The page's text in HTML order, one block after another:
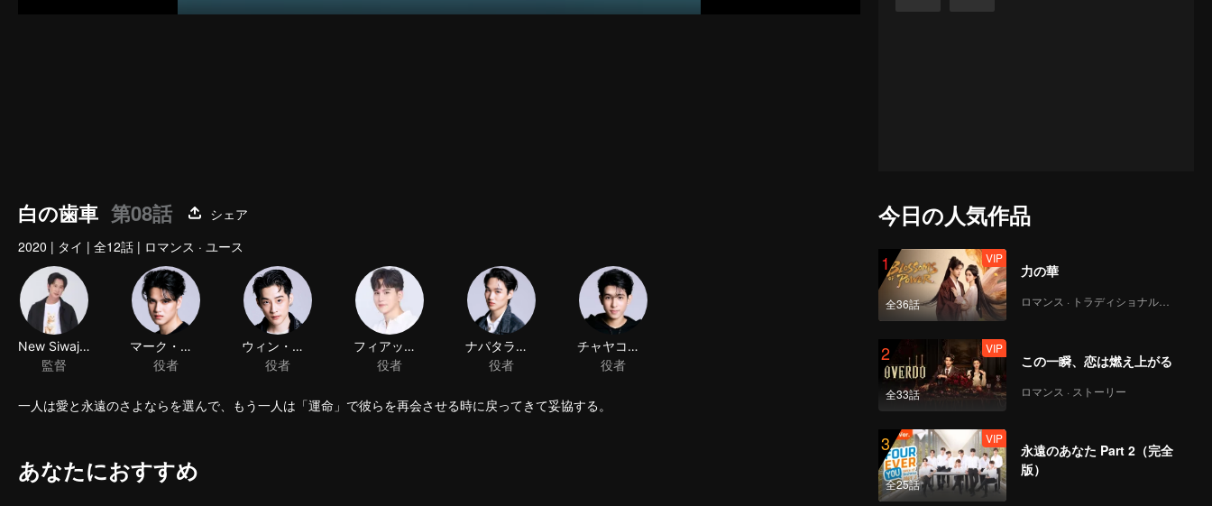
白の歯車 第08話
シェア
2020 | タイ | 全12話 | ロマンス · ユース
New Siwaj Sawatmaneekul
監督
マーク・パーフン・チヤチャルーン
役者
ウィン・パウィン・クーラカーラニャウィット
役者
一人は愛と永遠のさよならを選んで、もう一人は「運命」で彼らを再会させる時に戻ってきて妥協する。
あなたにおすすめ
今日の人気作品
1
全36話
VIP
力の華
ロマンス · トラディショナル・コスチューム
2
全33話
VIP
この一瞬、恋は燃え上がる
ロマンス · ストーリー
3
全25話
VIP
永遠のあなた Part 2（完全
版）